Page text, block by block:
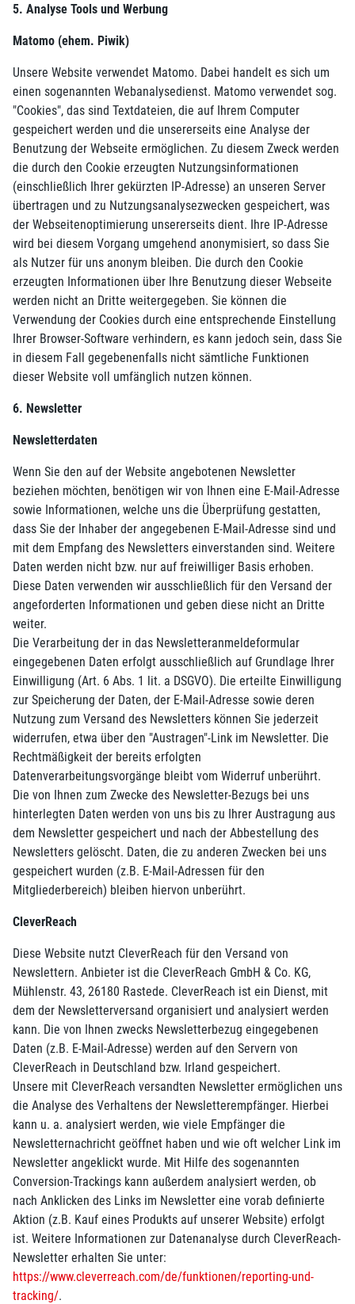
5. Analyse Tools und Werbung
Matomo (ehem. Piwik)
Unsere Website verwendet Matomo. Dabei handelt es sich um
einen sogenannten Webanalysedienst. Matomo verwendet sog.
"Cookies", das sind Textdateien, die auf Ihrem Computer
gespeichert werden und die unsererseits eine Analyse der
Benutzung der Webseite ermöglichen. Zu diesem Zweck werden
die durch den Cookie erzeugten Nutzungsinformationen
(einschließlich Ihrer gekürzten IP-Adresse) an unseren Server
übertragen und zu Nutzungsanalysezwecken gespeichert, was
der Webseitenoptimierung unsererseits dient. Ihre IP-Adresse
wird bei diesem Vorgang umgehend anonymisiert, so dass Sie
als Nutzer für uns anonym bleiben. Die durch den Cookie
erzeugten Informationen über Ihre Benutzung dieser Webseite
werden nicht an Dritte weitergegeben. Sie können die
Verwendung der Cookies durch eine entsprechende Einstellung
Ihrer Browser-Software verhindern, es kann jedoch sein, dass Sie
in diesem Fall gegebenenfalls nicht sämtliche Funktionen
dieser Website voll umfänglich nutzen können.
6. Newsletter
Newsletterdaten
Wenn Sie den auf der Website angebotenen Newsletter
beziehen möchten, benötigen wir von Ihnen eine E-Mail-Adresse
sowie Informationen, welche uns die Überprüfung gestatten,
dass Sie der Inhaber der angegebenen E-Mail-Adresse sind und
mit dem Empfang des Newsletters einverstanden sind. Weitere
Daten werden nicht bzw. nur auf freiwilliger Basis erhoben.
Diese Daten verwenden wir ausschließlich für den Versand der
angeforderten Informationen und geben diese nicht an Dritte
weiter.
Die Verarbeitung der in das Newsletteranmeldeformular
eingegebenen Daten erfolgt ausschließlich auf Grundlage Ihrer
Einwilligung (Art. 6 Abs. 1 lit. a DSGVO). Die erteilte Einwilligung
zur Speicherung der Daten, der E-Mail-Adresse sowie deren
Nutzung zum Versand des Newsletters können Sie jederzeit
widerrufen, etwa über den "Austragen"-Link im Newsletter. Die
Rechtmäßigkeit der bereits erfolgten
Datenverarbeitungsvorgänge bleibt vom Widerruf unberührt.
Die von Ihnen zum Zwecke des Newsletter-Bezugs bei uns
hinterlegten Daten werden von uns bis zu Ihrer Austragung aus
dem Newsletter gespeichert und nach der Abbestellung des
Newsletters gelöscht. Daten, die zu anderen Zwecken bei uns
gespeichert wurden (z.B. E-Mail-Adressen für den
Mitgliederbereich) bleiben hiervon unberührt.
CleverReach
Diese Website nutzt CleverReach für den Versand von
Newslettern. Anbieter ist die CleverReach GmbH & Co. KG,
Mühlenstr. 43, 26180 Rastede. CleverReach ist ein Dienst, mit
dem der Newsletterversand organisiert und analysiert werden
kann. Die von Ihnen zwecks Newsletterbezug eingegebenen
Daten (z.B. E-Mail-Adresse) werden auf den Servern von
CleverReach in Deutschland bzw. Irland gespeichert.
Unsere mit CleverReach versandten Newsletter ermöglichen uns
die Analyse des Verhaltens der Newsletterempfänger. Hierbei
kann u. a. analysiert werden, wie viele Empfänger die
Newsletternachricht geöffnet haben und wie oft welcher Link im
Newsletter angeklickt wurde. Mit Hilfe des sogenannten
Conversion-Trackings kann außerdem analysiert werden, ob
nach Anklicken des Links im Newsletter eine vorab definierte
Aktion (z.B. Kauf eines Produkts auf unserer Website) erfolgt
ist. Weitere Informationen zur Datenanalyse durch CleverReach-
Newsletter erhalten Sie unter:
https://www.cleverreach.com/de/funktionen/reporting-und-
tracking/.